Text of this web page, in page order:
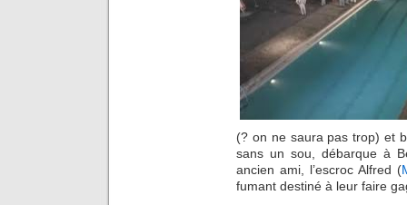
(? on ne saura pas trop) et
sans un sou, débarque à
ancien ami, l’escroc Alfred (
fumant destiné à leur faire